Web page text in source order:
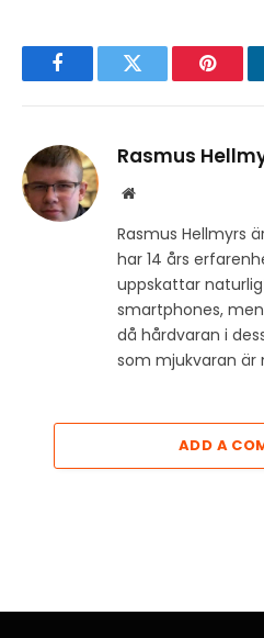
FacebookTwitter
Rasmus
Website
Rasmus Hellmyrs
har 14 års
uppskattar
smartphones,
då hårdvaran i
som mjukvaran
ADD A